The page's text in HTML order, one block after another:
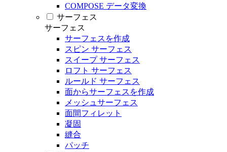
COMPOSE データ変換
サーフェス
サーフェス
サーフェスを作成
スピン サーフェス
スイープ サーフェス
ロフト サーフェス
ルールド サーフェス
面からサーフェスを作成
メッシュサーフェス
面間フィレット
凝固
縫合
パッチ